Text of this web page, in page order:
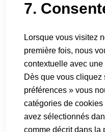
7.
Lorsque vous visitez
première fois, nous
contextuelle avec
Dès que vous cliquez
préférences » vous
catégories de cookies
avez sélectionnés
comme décrit dans la